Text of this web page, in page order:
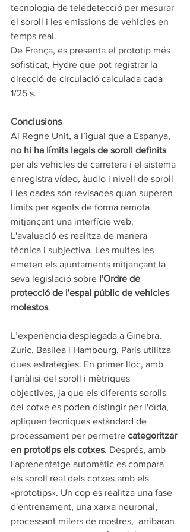
tecnologia de teledetecció per mesurar
el soroll i les emissions de vehicles en
temps real.
De França, es presenta el prototip més
sofisticat, Hydre que pot registrar la
direcció de circulació calculada cada
1/25 s.
Conclusions
Al Regne Unit, a l’igual que a Espanya,
no hi ha límits legals de soroll definits
per als vehicles de carretera i el sistema
enregistra vídeo, àudio i nivell de soroll
i les dades són revisades quan superen
límits per agents de forma remota
mitjançant una interfície web.
L'avaluació es realitza de manera
tècnica i subjectiva. Les multes les
emeten els ajuntaments mitjançant la
seva legislació sobre l'Ordre de
protecció de l'espai públic de vehicles
molestos.
L’experiència desplegada a Ginebra,
Zuric, Basilea i Hambourg, París utilitza
dues estratègies. En primer lloc, amb
l'anàlisi del soroll i mètriques
objectives, ja que els diferents sorolls
del cotxe es poden distingir per l'oïda,
apliquen tècniques estàndard de
processament per permetre categoritzar
en prototips els cotxes. Després, amb
l'aprenentatge automàtic es compara
els soroll real dels cotxes amb els
«prototips». Un cop es realitza una fase
d'entrenament, una xarxa neuronal,
processant milers de mostres,  arribaran